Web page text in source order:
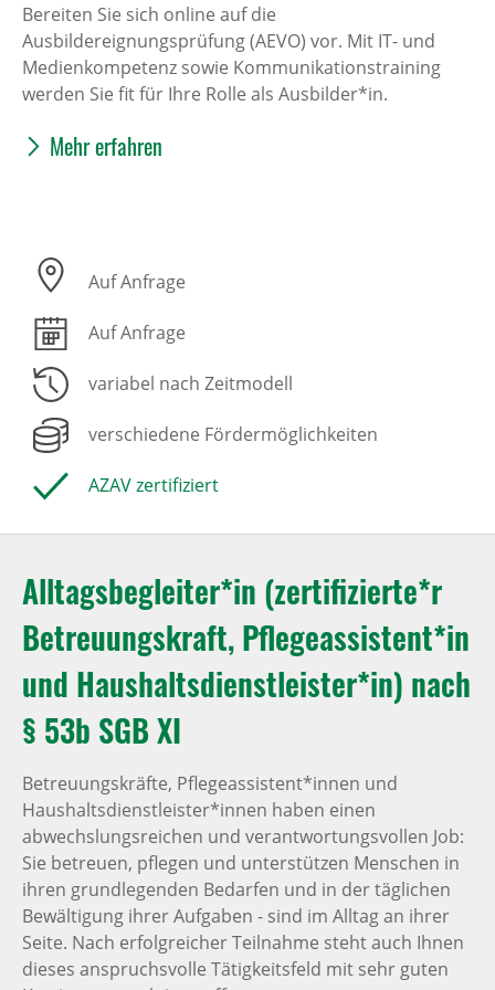
Bereiten Sie sich online auf die
Ausbildereignungsprüfung (AEVO) vor. Mit IT- und
Medienkompetenz sowie Kommunikationstraining
werden Sie fit für Ihre Rolle als Ausbilder*in.
Mehr erfahren
Auf Anfrage
Auf Anfrage
variabel nach Zeitmodell
verschiedene Fördermöglichkeiten
AZAV zertifiziert
Alltagsbegleiter*in (zertifizierte*r
Betreuungskraft, Pflegeassistent*in
und Haushaltsdienstleister*in) nach
§ 53b SGB XI
Betreuungskräfte, Pflegeassistent*innen und
Haushaltsdienstleister*innen haben einen
abwechslungsreichen und verantwortungsvollen Job:
Sie betreuen, pflegen und unterstützen Menschen in
ihren grundlegenden Bedarfen und in der täglichen
Bewältigung ihrer Aufgaben - sind im Alltag an ihrer
Seite. Nach erfolgreicher Teilnahme steht auch Ihnen
dieses anspruchsvolle Tätigkeitsfeld mit sehr guten